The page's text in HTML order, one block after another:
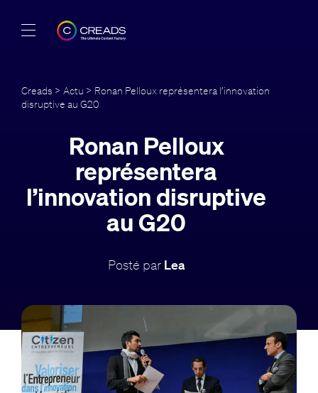
Offres
À propos
Creads > Actu > Ronan Pelloux représentera l’innovation
disruptive au G20
Ronan Pelloux
représentera
l’innovation disruptive
au G20
Posté par Lea